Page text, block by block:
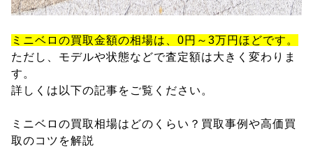
ミニベロの買取金額の相場は、0円～3万円ほどです。
ただし、モデルや状態などで査定額は大きく変わりま
す。
詳しくは以下の記事をご覧ください。
ミニベロの買取相場はどのくらい？買取事例や高価買
取のコツを解説